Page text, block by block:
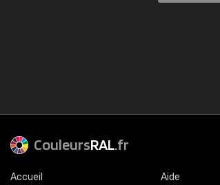
CouleursRAL.fr
Accueil Aide